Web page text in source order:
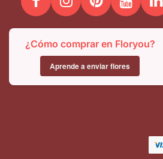
¿Cómo comprar en Floryou?
Aprende a enviar flores